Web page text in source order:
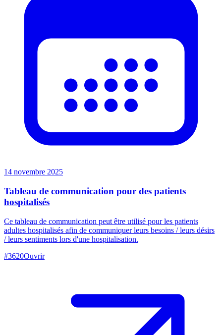
14 novembre 2025
Tableau de communication pour des patients
hospitalisés
Ce tableau de communication peut être utilisé pour les patients
adultes hospitalisés afin de communiquer leurs besoins / leurs désirs
/ leurs sentiments lors d'une hospitalisation.
#3620Ouvrir